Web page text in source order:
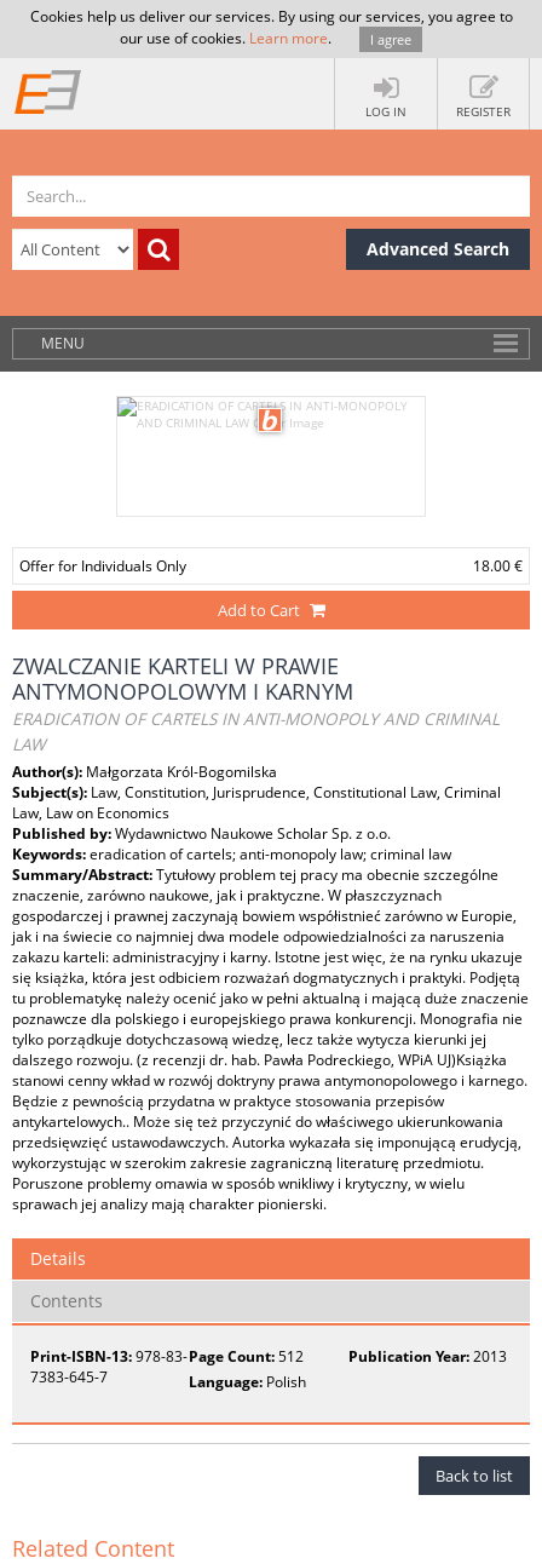
Cookies help us deliver our services. By using our services, you agree to
our use of cookies. Learn more. I agree
LOG IN REGISTER
Advanced Search
MENU
Offer for Individuals Only 18.00 €
Add to Cart
ZWALCZANIE KARTELI W PRAWIE
ANTYMONOPOLOWYM I KARNYM
ERADICATION OF CARTELS IN ANTI-MONOPOLY AND CRIMINAL
LAW
Author(s): Małgorzata Król-Bogomilska
Subject(s): Law, Constitution, Jurisprudence, Constitutional Law, Criminal
Law, Law on Economics
Published by:Wydawnictwo Naukowe Scholar Sp. z o.o.
Keywords:eradication of cartels; anti-monopoly law; criminal law
Summary/Abstract:Tytułowy problem tej pracy ma obecnie szczególne
znaczenie, zarówno naukowe, jak i praktyczne. W płaszczyznach
gospodarczej i prawnej zaczynają bowiem współistnieć zarówno w Europie,
jak i na świecie co najmniej dwa modele odpowiedzialności za naruszenia
zakazu karteli: administracyjny i karny. Istotne jest więc, że na rynku ukazuje
się książka, która jest odbiciem rozważań dogmatycznych i praktyki. Podjętą
tu problematykę należy ocenić jako w pełni aktualną i mającą duże znaczenie
poznawcze dla polskiego i europejskiego prawa konkurencji. Monografia nie
tylko porządkuje dotychczasową wiedzę, lecz także wytycza kierunki jej
dalszego rozwoju. (z recenzji dr. hab. Pawła Podreckiego, WPiA UJ)Książka
stanowi cenny wkład w rozwój doktryny prawa antymonopolowego i karnego.
Będzie z pewnością przydatna w praktyce stosowania przepisów
antykartelowych.. Może się też przyczynić do właściwego ukierunkowania
przedsięwzięć ustawodawczych. Autorka wykazała się imponującą erudycją,
wykorzystując w szerokim zakresie zagraniczną literaturę przedmiotu.
Poruszone problemy omawia w sposób wnikliwy i krytyczny, w wielu
sprawach jej analizy mają charakter pionierski.
Details
Contents
Print-ISBN-13:978-83-
7383-645-7
Page Count:512 Publication Year:2013
Language: Polish
Back to list
Related Content